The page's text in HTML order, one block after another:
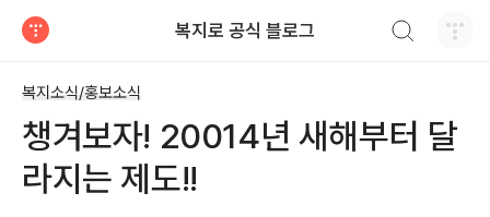
복지로 공식 블로그
복지소식/홍보소식
챙겨보자! 20014년 새해부터 달
라지는 제도!!